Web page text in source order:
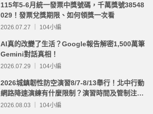
115年5-6月統一發票中獎號碼，千萬獎號38548
029！發票兌獎期限、如何領獎一次看
2026.07.27 ｜ 104小編
AI真的改變了生活？Google報告解密1,500萬筆
Gemini對話真相！
2026.07.29 ｜ 104小編
2026城鎮韌性防空演習8/7-8/13舉行！北中行動
網路降速演練有什麼限制？演習時間及管制注意
事項整理
2026.08.03 ｜ 104小編